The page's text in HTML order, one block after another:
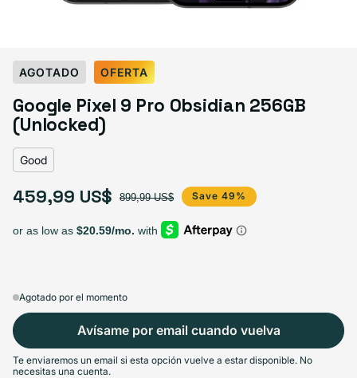
Select Condition
Good
Agotado
Visible scratches or dents; works like new. Backed by a 1-year warranty.
AGOTADO OFERTA
Google Pixel 9 Pro Obsidian 256GB
(Unlocked)
Good
Precio de oferta
459,99 US$
Precio habitual 899,99 US$ Save 49%
Agotado por el momento
Avísame por email cuando vuelva
Te enviaremos un email si esta opción vuelve a estar disponible. No
necesitas una cuenta.